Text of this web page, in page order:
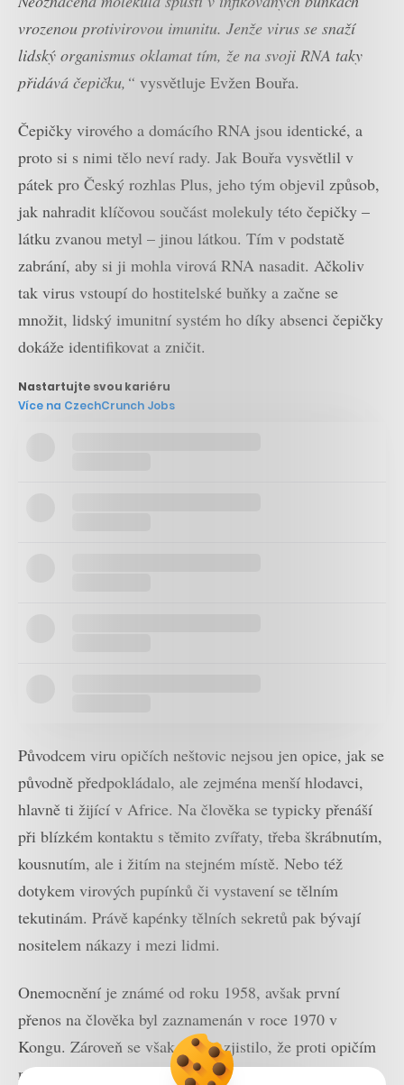
vrozenou protivirovou imunitu. Jenže virus se snaží
lidský organismus oklamat tím, že na svoji RNA taky
přidává čepičku,“ vysvětluje Evžen Bouřa.
Čepičky virového a domácího RNA jsou identické, a
proto si s nimi tělo neví rady. Jak Bouřa vysvětlil v
pátek pro Český rozhlas Plus, jeho tým objevil způsob,
jak nahradit klíčovou součást molekuly této čepičky –
látku zvanou metyl – jinou látkou. Tím v podstatě
zabrání, aby si ji mohla virová RNA nasadit. Ačkoliv
tak virus vstoupí do hostitelské buňky a začne se
množit, lidský imunitní systém ho díky absenci čepičky
dokáže identifikovat a zničit.
Nastartujte svou kariéru
Více na CzechCrunch Jobs
Původcem viru opičích neštovic nejsou jen opice, jak se
původně předpokládalo, ale zejména menší hlodavci,
hlavně ti žijící v Africe. Na člověka se typicky přenáší
při blízkém kontaktu s těmito zvířaty, třeba škrábnutím,
kousnutím, ale i žitím na stejném místě. Nebo též
dotykem virových pupínků či vystavení se tělním
tekutinám. Právě kapénky tělních sekretů pak bývají
nositelem nákazy i mezi lidmi.
Onemocnění je známé od roku 1958, avšak první
přenos na člověka byl zaznamenán v roce 1970 v
Kongu. Zároveň se však rychle zjistilo, že proti opičím
neštovicím funguje očkování na pravé neštovice. Ty